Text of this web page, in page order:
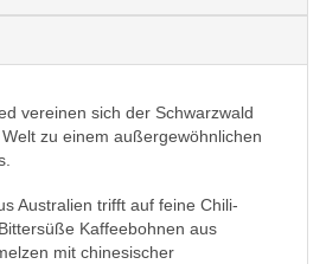
vereinen sich der Schwarzwald
zu einem außergewöhnlichen
Australien trifft auf feine Chili-
Kaffeebohnen aus
mit chinesischer